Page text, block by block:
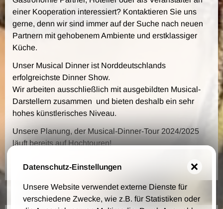
einer Kooperation interessiert? Kontaktieren Sie uns
gerne, denn wir sind immer auf der Suche nach neuen
Partnern mit gehobenem Ambiente und erstklassiger
Küche.
Unser Musical Dinner ist Norddeutschlands
erfolgreichste Dinner Show.
Wir arbeiten ausschließlich mit ausgebildten Musical-
Darstellern zusammen und bieten deshalb ein sehr
hohes künstlerisches Niveau.
Unsere Planung, der Musical-Dinner-Tour 2024/2025
läuft bereits auf Hochtouren!
Datenschutz-Einstellungen
Unsere Website verwendet externe Dienste für
verschiedene Zwecke, wie z.B. für Statistiken oder